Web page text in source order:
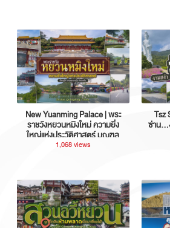
New Yuanming Palace | พระ
ราชวังหยวนหมิงใหม่ ความยิ่ง
ใหญ่แห่งประวัติศาสตร์ มณฑล
กวางตุ้ง ประเทศจีน
1,068 views
Tsz
ซ่าน…